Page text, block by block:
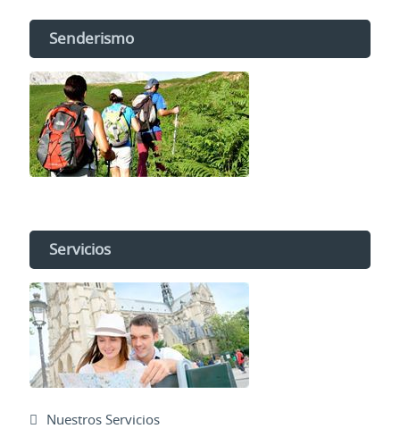
Senderismo
Servicios
Nuestros Servicios